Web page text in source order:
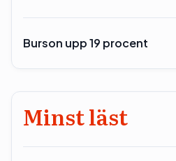
Burson upp 19 procent
Minst läst